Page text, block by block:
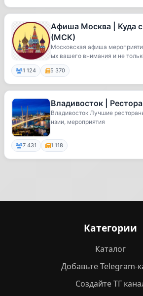
Афиша Москва | Куда
(МСК)
Московская афиша
ых вашего внимания и не
1 124 5 370
Владивосток |
Владивосток Лучшие
нзии, мероприятия
7 431 1 118
Категории
Каталог
Добавьте Telegram-
Создайте ТГ